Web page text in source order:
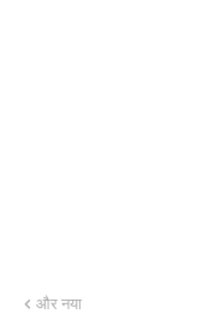
और नया